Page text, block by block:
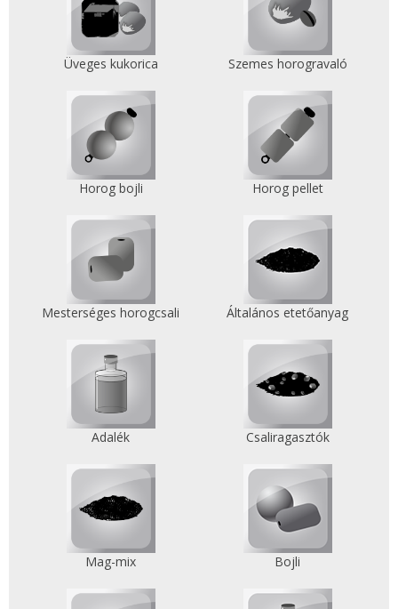
Üveges kukorica Szemes horogravaló
Horog bojli Horog pellet
Mesterséges horogcsali Általános etetőanyag
Adalék Csaliragasztók
Mag-mix Bojli